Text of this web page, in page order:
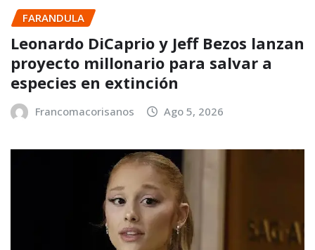
FARANDULA
Leonardo DiCaprio y Jeff Bezos lanzan
proyecto millonario para salvar a
especies en extinción
Francomacorisanos Ago 5, 2026